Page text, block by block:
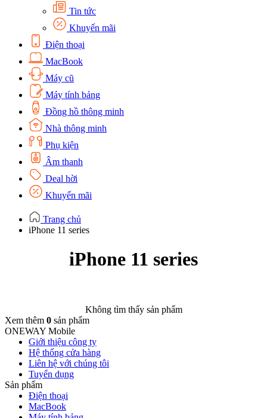
Tin tức
Khuyến mãi
Điện thoại
MacBook
Máy cũ
Máy tính bảng
Đồng hồ thông minh
Nhà thông minh
Phụ kiện
Âm thanh
Deal hời
Khuyến mãi
Trang chủ
iPhone 11 series
iPhone 11 series
Không tìm thấy sản phẩm
Xem thêm 0 sản phẩm
ONEWAY Mobile
Giới thiệu công ty
Hệ thống cửa hàng
Liên hệ với chúng tôi
Tuyển dụng
Sản phẩm
Điện thoại
MacBook